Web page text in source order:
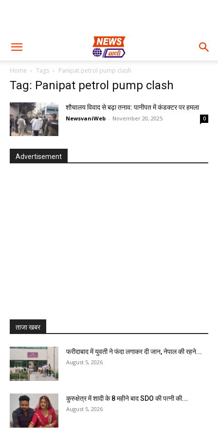
Home Tags Panipat petrol pump clash
Tag: Panipat petrol pump clash
शौचालय विवाद से बढ़ा तनाव: पानीपत में कंडक्टर पर हमला
NewsvaniWeb - November 20, 2025 0
Advertisement
ताजा खबर
फरीदाबाद में युवती ने फंदा लगाकर दी जान, नेपाल की रहने...
August 5, 2026
कुरुक्षेत्र में शादी के 8 महीने बाद SDO की पत्नी की...
August 5, 2026